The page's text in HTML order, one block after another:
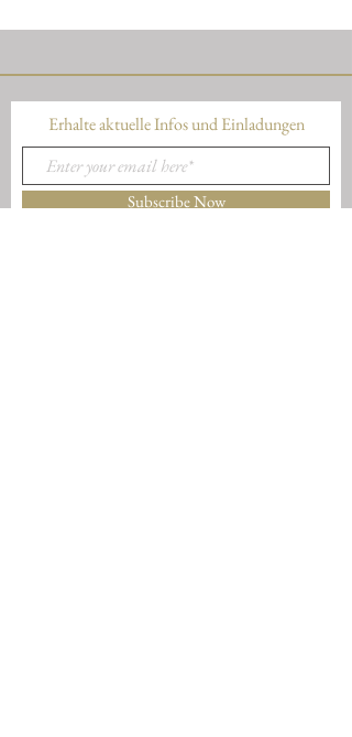
Erhalte aktuelle Infos und Einladungen
Subscribe Now